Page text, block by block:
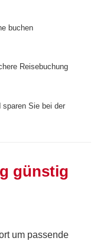
buchen
Reisebuchung
sparen Sie bei der
günstig
um passende